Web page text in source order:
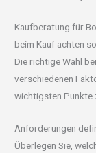
Kaufberatung für
beim Kauf achten
Die richtige Wahl
verschiedenen
wichtigsten Punkte
Anforderungen
Überlegen Sie,